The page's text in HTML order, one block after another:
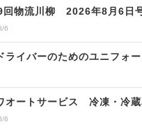
回物流川柳 2026年8月6日
6
ライバーのためのユニフォ
6